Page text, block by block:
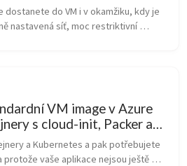
dostanete do VM i v okamžiku, kdy je
nastavená síť, moc restriktivní
VM image v Azure
s cloud-init, Packer a
a Kubernetes a pak potřebujete
protože vaše aplikace nejsou ještě